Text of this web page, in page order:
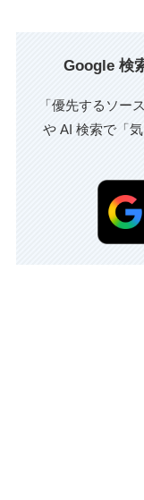
Google 検
「優先するソー
や AI 検索で「